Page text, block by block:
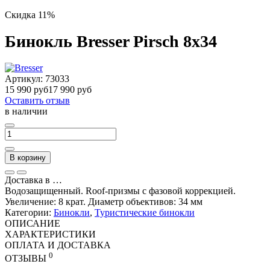
Скидка 11%
Бинокль Bresser Pirsch 8x34
Артикул: 73033
15 990 руб17 990 руб
Оставить отзыв
в наличии
В корзину
Доставка в …
Водозащищенный. Roof-призмы с фазовой коррекцией.
Увеличение: 8 крат. Диаметр объективов: 34 мм
Категории: Бинокли, Туристические бинокли
ОПИСАНИЕ
ХАРАКТЕРИСТИКИ
ОПЛАТА И ДОСТАВКА
ОТЗЫВЫ 0